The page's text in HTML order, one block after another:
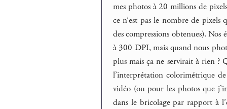
mes photos à 20 millions de
ce n’est pas le nombre de
des compressions obtenues).
à 300 DPI, mais quand nous
plus mais ça ne servirait à rien ?
l’interprétation colorimétrique
vidéo (ou pour les photos que
dans le bricolage par rapport à